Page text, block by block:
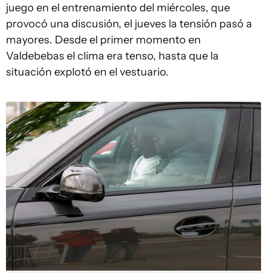
juego en el entrenamiento del miércoles, que
provocó una discusión, el jueves la tensión pasó a
mayores. Desde el primer momento en
Valdebebas el clima era tenso, hasta que la
situación explotó en el vestuario.